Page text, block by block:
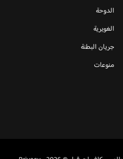
الدوحة
الغويرية
جريان البطنة
منوعات